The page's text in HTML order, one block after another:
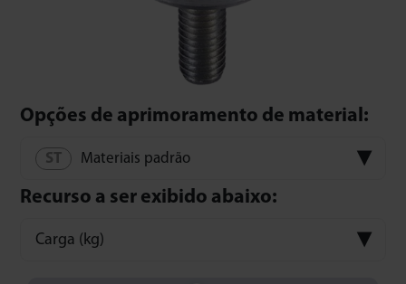
Opções de aprimoramento de material:
Materiais padrão
Recurso a ser exibido abaixo:
Carga (kg)